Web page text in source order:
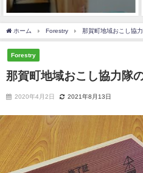
ホーム Forestry 那賀町地域おこし協
Forestry
那賀町地域おこし協力隊
2020年4月2日 2021年8月13日